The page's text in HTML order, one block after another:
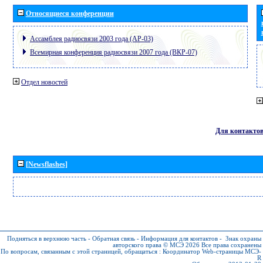
Относящиеся конференции
Ассамблея радиосвязи 2003 года (АР-03)
Всемирная конференция радиосвязи 2007 года (ВКР-07)
Отдел новостей
Для контактов
[Newsflashes]
Подняться в верхнюю часть - Обратная связь - Информация для контактов - Знак охраны
авторского права © МСЭ 2026 Все права сохранены
По вопросам, связанным с этой страницей, обращаться : Координатор Web-страницы МСЭ-
R